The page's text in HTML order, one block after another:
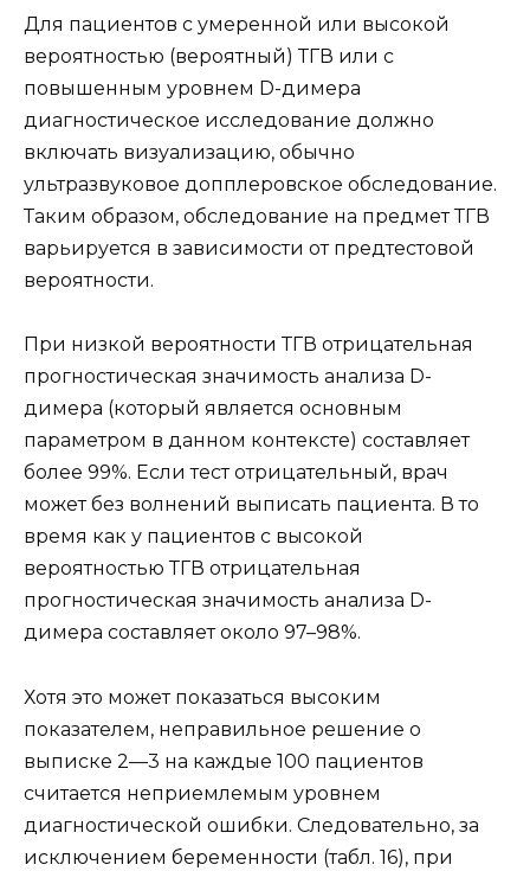
Для пациентов с умеренной или высокой
вероятностью (вероятный) ТГВ или с
повышенным уровнем D-димера
диагностическое исследование должно
включать визуализацию, обычно
ультразвуковое допплеровское обследование.
Таким образом, обследование на предмет ТГВ
варьируется в зависимости от предтестовой
вероятности.
При низкой вероятности ТГВ отрицательная
прогностическая значимость анализа D-
димера (который является основным
параметром в данном контексте) составляет
более 99%. Если тест отрицательный, врач
может без волнений выписать пациента. В то
время как у пациентов с высокой
вероятностью ТГВ отрицательная
прогностическая значимость анализа D-
димера составляет около 97–98%.
Хотя это может показаться высоким
показателем, неправильное решение о
выписке 2—3 на каждые 100 пациентов
считается неприемлемым уровнем
диагностической ошибки. Следовательно, за
исключением беременности (табл. 16), при